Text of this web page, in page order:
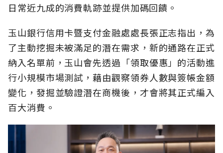
日常近九成的消費軌跡並提供加碼回饋。
玉山銀行信用卡暨支付金融處處長張正志指出，為
了主動挖掘未被滿足的潛在需求，新的通路在正式
納入名單前，玉山會先透過「領取優惠」的活動進
行小規模市場測試，藉由觀察領券人數與簽帳金額
變化，發掘並驗證潛在商機後，才會將其正式編入
百大消費。